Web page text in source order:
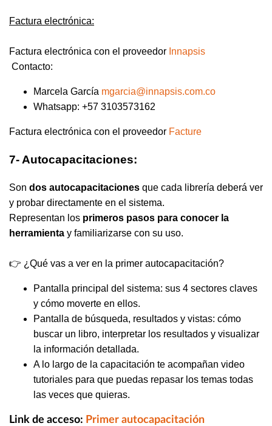
Factura electrónica:
Factura electrónica con el proveedor Innapsis
Contacto:
Marcela García mgarcia@innapsis.com.co
Whatsapp: +57 3103573162
Factura electrónica con el proveedor Facture
7- Autocapacitaciones:
Son dos autocapacitaciones que cada librería deberá ver
y probar directamente en el sistema.
Representan los primeros pasos para conocer la
herramienta y familiarizarse con su uso.
👉 ¿Qué vas a ver en la primer autocapacitación?
Pantalla principal del sistema: sus 4 sectores claves
y cómo moverte en ellos.
Pantalla de búsqueda, resultados y vistas: cómo
buscar un libro, interpretar los resultados y visualizar
la información detallada.
A lo largo de la capacitación te acompañan video
tutoriales para que puedas repasar los temas todas
las veces que quieras.
Link de acceso: Primer autocapacitación